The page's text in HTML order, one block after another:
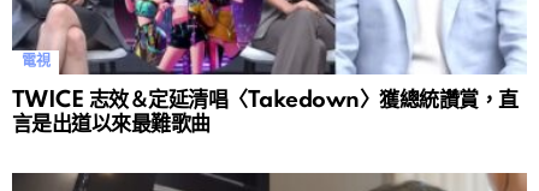
電視
TWICE 志效＆定延清唱〈Takedown〉獲總統讚賞，直
言是出道以來最難歌曲